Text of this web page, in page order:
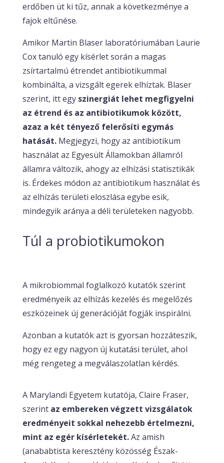
erdőben üt ki tűz, annak a következménye a
fajok eltűnése.
Amikor Martin Blaser laboratóriumában Laurie
Cox tanuló egy kísérlet során a magas
zsírtartalmú étrendet antibiotikummal
kombinálta, a vizsgált egerek elhíztak. Blaser
szerint, itt egy szinergiát lehet megfigyelni
az étrend és az antibiotikumok között,
azaz a két tényező felerősíti egymás
hatását.Megjegyzi, hogy az antibiotikum
használat az Egyesült Államokban államról
államra változik, ahogy az elhízási statisztikák
is. Érdekes módon az antibiotikum használat és
az elhízás területi eloszlása egybe esik,
mindegyik aránya a déli területeken nagyobb.
Túl a probiotikumokon
A mikrobiommal foglalkozó kutatók szerint
eredményeik az elhízás kezelés és megelőzés
eszközeinek új generációját fogják inspirálni.
Azonban a kutatók azt is gyorsan hozzáteszik,
hogy ez egy nagyon új kutatási terület, ahol
még rengeteg a megválaszolatlan kérdés.
A Marylandi Egyetem kutatója, Claire Fraser,
szerint az embereken végzett vizsgálatok
eredményeit sokkal nehezebb értelmezni,
mint az egér kísérletekét.Az amish
(anababtista keresztény közösség Észak-